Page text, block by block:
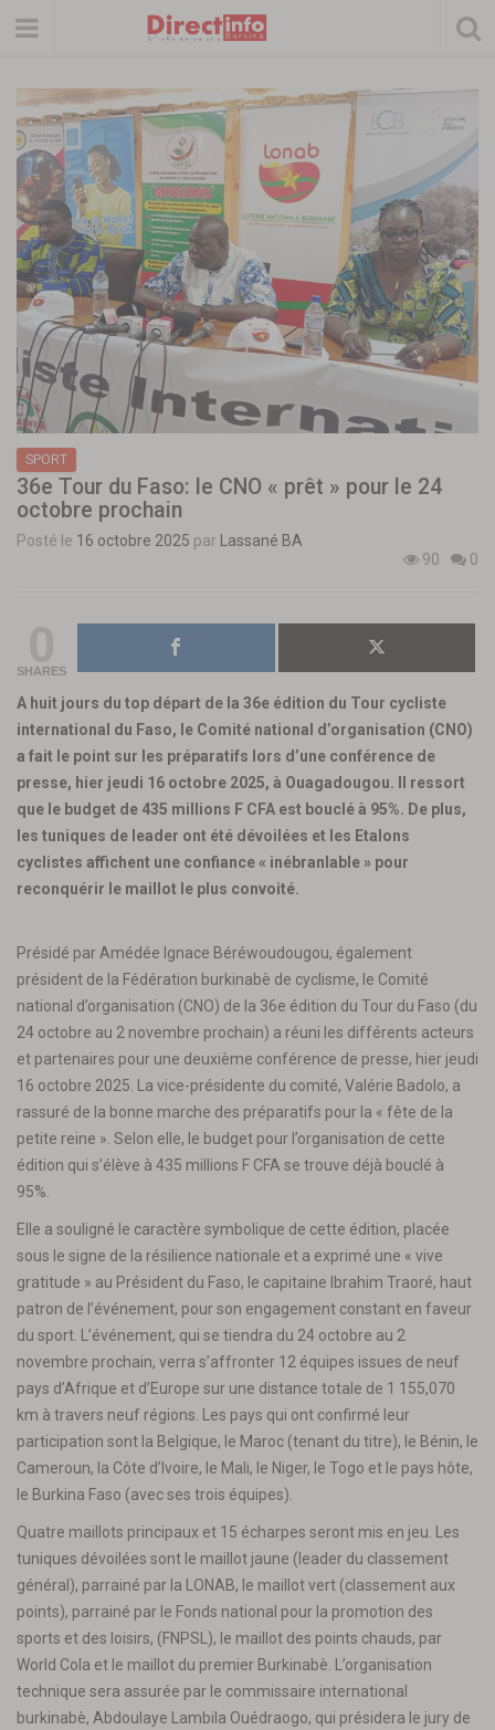
SPORT
36e Tour du Faso: le CNO « prêt » pour le 24
octobre prochain
Posté le 16 octobre 2025 par
Lassané BA
90
0
SHARES
A huit jours du top départ de la 36e édition du Tour cycliste
international du Faso, le Comité national d’organisation (CNO)
a fait le point sur les préparatifs lors d’une conférence de
presse, hier jeudi 16 octobre 2025, à Ouagadougou. Il ressort
que le budget de 435 millions F CFA est bouclé à 95%. De plus,
les tuniques de leader ont été dévoilées et les Etalons
cyclistes affichent une confiance « inébranlable » pour
reconquérir le maillot le plus convoité.
Présidé par Amédée Ignace Béréwoudougou, également
président de la Fédération burkinabè de cyclisme, le Comité
national d’organisation (CNO) de la 36e édition du Tour du Faso (du
24 octobre au 2 novembre prochain) a réuni les différents acteurs
et partenaires pour une deuxième conférence de presse, hier jeudi
16 octobre 2025. La vice-présidente du comité, Valérie Badolo, a
rassuré de la bonne marche des préparatifs pour la « fête de la
petite reine ». Selon elle, le budget pour l’organisation de cette
édition qui s’élève à 435 millions F CFA se trouve déjà bouclé à
95%.
Elle a souligné le caractère symbolique de cette édition, placée
sous le signe de la résilience nationale et a exprimé une « vive
gratitude » au Président du Faso, le capitaine Ibrahim Traoré, haut
patron de l’événement, pour son engagement constant en faveur
du sport. L’événement, qui se tiendra du 24 octobre au 2
novembre prochain, verra s’affronter 12 équipes issues de neuf
pays d’Afrique et d’Europe sur une distance totale de 1 155,070
km à travers neuf régions. Les pays qui ont confirmé leur
participation sont la Belgique, le Maroc (tenant du titre), le Bénin, le
Cameroun, la Côte d’Ivoire, le Mali, le Niger, le Togo et le pays hôte,
le Burkina Faso (avec ses trois équipes).
Quatre maillots principaux et 15 écharpes seront mis en jeu. Les
tuniques dévoilées sont le maillot jaune (leader du classement
général), parrainé par la LONAB, le maillot vert (classement aux
points), parrainé par le Fonds national pour la promotion des
sports et des loisirs, (FNPSL), le maillot des points chauds, par
World Cola et le maillot du premier Burkinabè. L’organisation
technique sera assurée par le commissaire international
burkinabè, Abdoulaye Lambila Ouédraogo, qui présidera le jury de